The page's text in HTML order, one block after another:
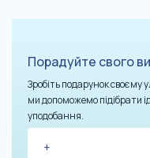
Порадуйте свого
Зробіть подарунок
ми допоможемо підібрати
уподобання.